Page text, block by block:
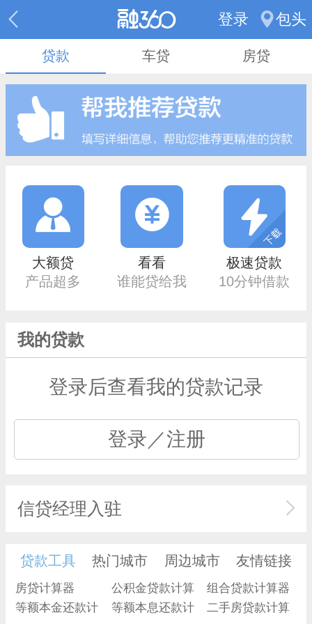
登录 包头
贷款 车贷 房贷
大额贷
产品超多
看看
谁能贷给我
极速贷款
10分钟借款
我的贷款
登录后查看我的贷款记录
登录／注册
信贷经理入驻
贷款工具 热门城市 周边城市 友情链接
房贷计算器
公积金贷款计算
器
组合贷款计算器
等额本金还款计
等额本息还款计
二手房贷款计算